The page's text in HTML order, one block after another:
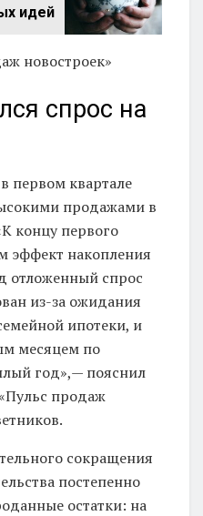
идей
новостроек»
спрос на
первом квартале
продажами в
концу первого
эффект накопления
отложенный спрос
из-за ожидания
ипотеки, и
месяцем по
год»,— пояснил
продаж
сокращения
постепенно
остатки: на